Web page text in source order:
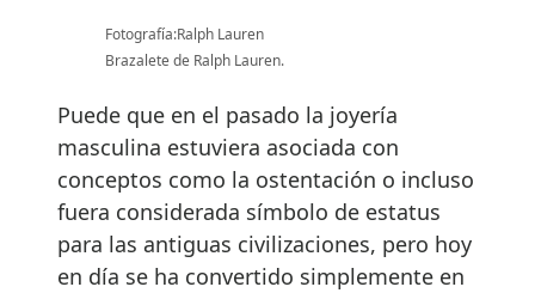
Fotografía:Ralph Lauren
Brazalete de Ralph Lauren.
Puede que en el pasado la joyería
masculina estuviera asociada con
conceptos como la ostentación o incluso
fuera considerada símbolo de estatus
para las antiguas civilizaciones, pero hoy
en día se ha convertido simplemente en